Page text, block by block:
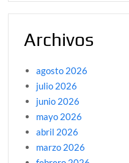
Archivos
agosto 2026
julio 2026
junio 2026
mayo 2026
abril 2026
marzo 2026